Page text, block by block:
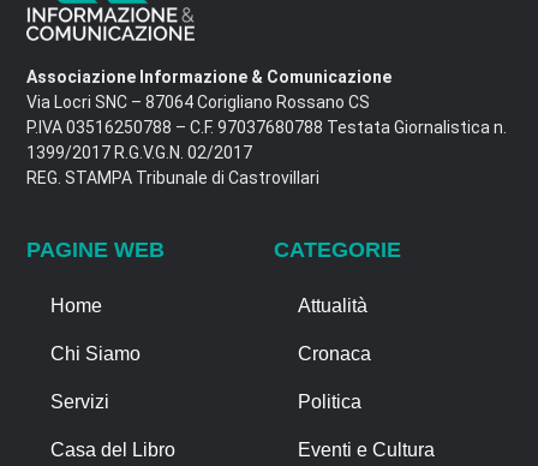
Associazione Informazione & Comunicazione
Via Locri SNC – 87064 Corigliano Rossano CS
P.IVA 03516250788 – C.F. 97037680788 Testata Giornalistica n.
1399/2017 R.G.V.G.N. 02/2017
REG. STAMPA Tribunale di Castrovillari
PAGINE WEB
Home
Chi Siamo
Servizi
Casa del Libro
CATEGORIE
Attualità
Cronaca
Politica
Eventi e Cultura